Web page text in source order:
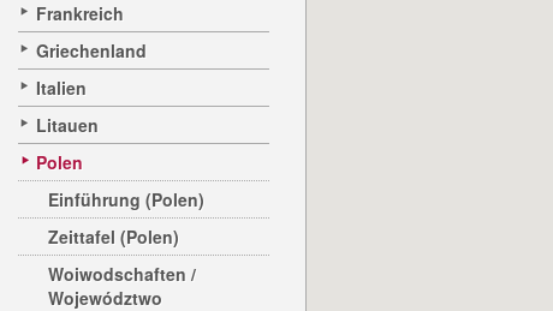
Frankreich
Griechenland
Italien
Litauen
Polen
Einführung (Polen)
Zeittafel (Polen)
Woiwodschaften /
Województwo